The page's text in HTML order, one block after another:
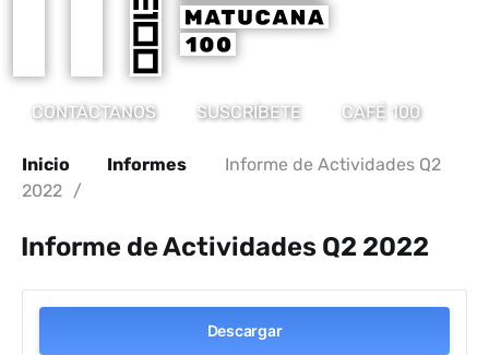
CONTÁCTANOS SUSCRÍBETE CAFÉ 100
Inicio Informes
Informe de Actividades Q2
2022 /
Informe de Actividades Q2 2022
Descargar